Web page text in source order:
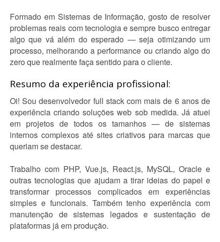
Formado em Sistemas de Informação, gosto de resolver
problemas reais com tecnologia e sempre busco entregar
algo que vá além do esperado — seja otimizando um
processo, melhorando a performance ou criando algo do
zero que realmente faça sentido para o cliente.
Resumo da experiência profissional:
Oi! Sou desenvolvedor full stack com mais de 6 anos de
experiência criando soluções web sob medida. Já atuei
em projetos de todos os tamanhos — de sistemas
internos complexos até sites criativos para marcas que
queriam se destacar.
Trabalho com PHP, Vue.js, React.js, MySQL, Oracle e
outras tecnologias que ajudam a tirar ideias do papel e
transformar processos complicados em experiências
simples e funcionais. Também tenho experiência com
manutenção de sistemas legados e sustentação de
plataformas já em produção.